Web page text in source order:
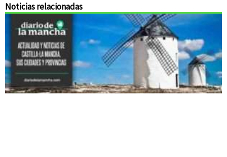
Noticias relacionadas